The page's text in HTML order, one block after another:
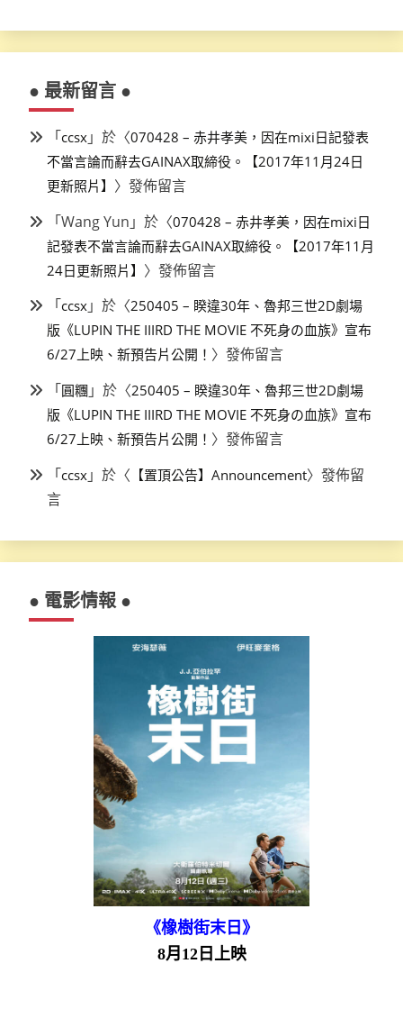
● 最新留言 ●
「ccsx 」於〈070428 – 赤井孝美，因在mixi日記發表
不當言論而辭去GAINAX取締役。【2017年11月24日
更新照片】 〉發佈留言
「Wang Yun 」於〈070428 – 赤井孝美，因在mixi日
記發表不當言論而辭去GAINAX取締役。【2017年11月
24日更新照片】 〉發佈留言
「ccsx 」於〈250405 – 睽違30年、魯邦三世2D劇場
版《LUPIN THE IIIRD THE MOVIE 不死身の血族》宣布
6/27上映、新預告片公開！ 〉發佈留言
「圓糰 」於〈250405 – 睽違30年、魯邦三世2D劇場
版《LUPIN THE IIIRD THE MOVIE 不死身の血族》宣布
6/27上映、新預告片公開！ 〉發佈留言
「ccsx 」於〈 【置頂公告】Announcement〉發佈留
言
● 電影情報 ●
《橡樹街末日》
8月12日上映